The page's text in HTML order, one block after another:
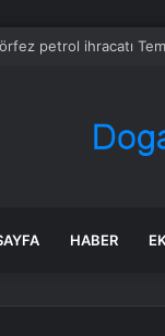
petrol ihracatı
HABER